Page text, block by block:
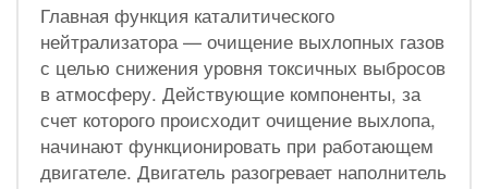
Главная функция каталитического
нейтрализатора — очищение выхлопных газов
с целью снижения уровня токсичных выбросов
в атмосферу. Действующие компоненты, за
счет которого происходит очищение выхлопа,
начинают функционировать при работающем
двигателе. Двигатель разогревает наполнитель